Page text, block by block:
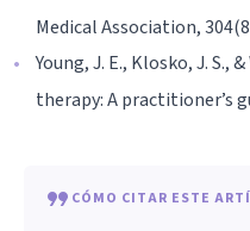
Medical Association,
Young, J. E., Klosko, J. S.,
therapy: A practitioner’s
CÓMO CITAR ESTE